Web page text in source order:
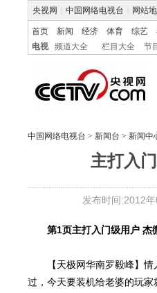
央视网 中国网络电视台 网站
首页 新闻 经济 体育 综艺
电视
频道大全 栏目大全 节
中国网络电视台 > 新闻台 > 新闻中
主打入
发布时间:2012
第1页主打入门级用户 杰
【天极网华南罗毅峰】情
过，今天要装机给老婆的玩